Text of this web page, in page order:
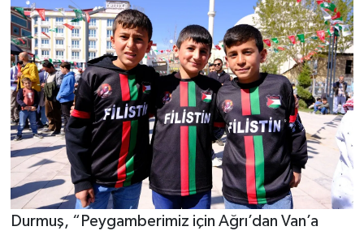
Durmuş, “Peygamberimiz için Ağrı’dan Van’a